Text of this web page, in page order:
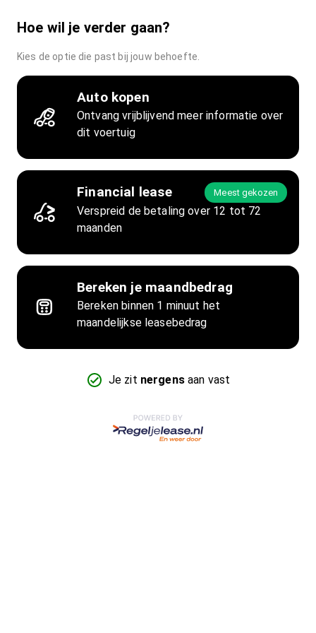
Hoe wil je verder gaan?
Kies de optie die past bij jouw behoefte.
Auto kopen
Ontvang vrijblijvend meer informatie over
dit voertuig
Financial lease Meest gekozen
Verspreid de betaling over 12 tot 72
maanden
Bereken je maandbedrag
Bereken binnen 1 minuut het
maandelijkse leasebedrag
Je zit nergensaan vast